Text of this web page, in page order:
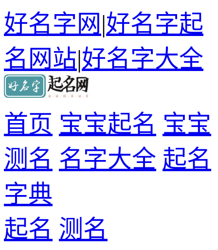
好名字网|好名字起
名网站|好名字大全
首页 宝宝起名 宝宝
测名 名字大全 起名
字典
起名 测名